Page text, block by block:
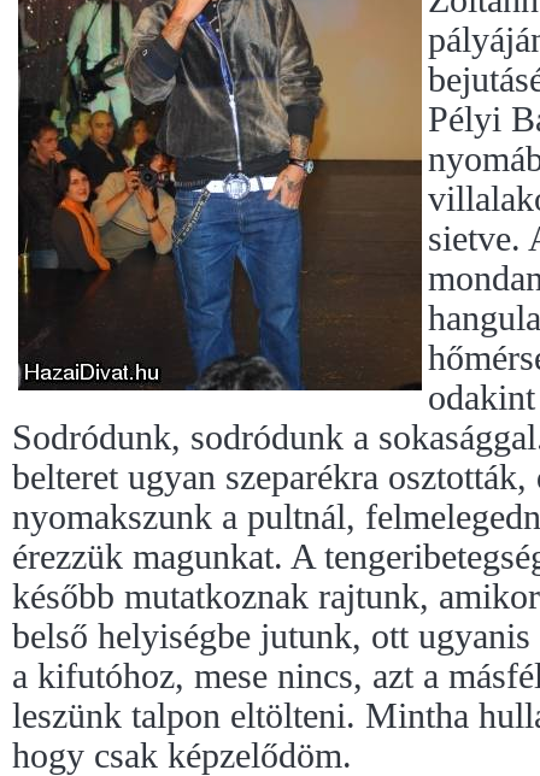
Pélyi
sietve.
Sodródunk, sodródunk a
belteret ugyan szeparékra
nyomakszunk a pultnál,
érezzük magunkat. A
később mutatkoznak rajtunk,
belső helyiségbe jutunk, ott
a kifutóhoz, mese nincs, azt a
leszünk talpon eltölteni. Mintha
hogy csak képzelődöm.